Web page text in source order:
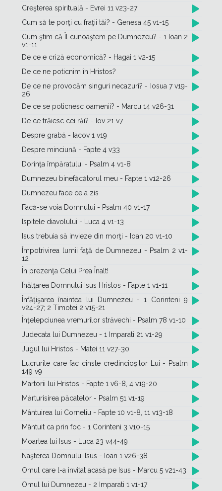
Creşterea spirituală - Evrei 11 v23-27
Cum să te porţi cu fraţii tăi? - Genesa 45 v1-15
Cum ştim că Îl cunoaştem pe Dumnezeu? - 1 Ioan 2
v1-11
De ce e criză economică? - Hagai 1 v2-15
De ce ne poticnim în Hristos?
De ce ne provocăm singuri necazuri? - Iosua 7 v19-
26
De ce se poticnesc oamenii? - Marcu 14 v26-31
De ce trăiesc cei răi? - Iov 21 v7
Despre grabă - Iacov 1 v19
Despre minciună - Fapte 4 v33
Dorinţa împăratului - Psalm 4 v1-8
Dumnezeu binefăcătorul meu - Fapte 1 v12-26
Dumnezeu face ce a zis
Facă-se voia Domnului - Psalm 40 v1-17
Ispitele diavolului - Luca 4 v1-13
Isus trebuia să invieze din morţi - Ioan 20 v1-10
Împotrivirea lumii faţă de Dumnezeu - Psalm 2 v1-
12
În prezenţa Celui Prea Înalt!
Înălţarea Domnului Isus Hristos - Fapte 1 v1-11
Înfăţişarea înaintea lui Dumnezeu - 1 Corinteni 9
v24-27; 2 Timotei 2 v15-21
Înțelepciunea vremurilor străvechi - Psalm 78 v1-10
Judecata lui Dumnezeu - 1 Imparati 21 v1-29
Jugul lui Hristos - Matei 11 v27-30
Lucrurile care fac cinste credincioşilor Lui - Psalm
149 v9
Martorii lui Hristos - Fapte 1 v6-8, 4 v19-20
Mărturisirea păcatelor - Psalm 51 v1-19
Mântuirea lui Corneliu - Fapte 10 v1-8, 11 v13-18
Mântuit ca prin foc - 1 Corinteni 3 v10-15
Moartea lui Isus - Luca 23 v44-49
Naşterea Domnului Isus - Ioan 1 v26-38
Omul care l-a invitat acasă pe Isus - Marcu 5 v21-43
Omul lui Dumnezeu - 2 Imparati 1 v1-17